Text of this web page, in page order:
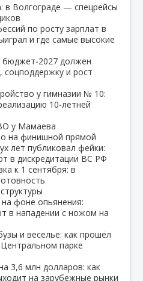
в Волгограде — спецрейсы
по росту зарплат в
и где самые высокие
бюджет‑2027 должен
и рост
у гимназии № 10:
10‑летней
у Мамаева
на финишной прямой
лет публиковал фейки:
в дискредитации ВС РФ
к 1 сентября: в
на фоне опьянения:
в нападении с ножом на
и веселье: как прошёл
парке
3,6 млн долларов: как
на зарубежные рынки